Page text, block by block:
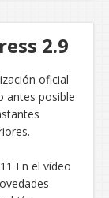
2.9
oficial
antes posible
En el vídeo